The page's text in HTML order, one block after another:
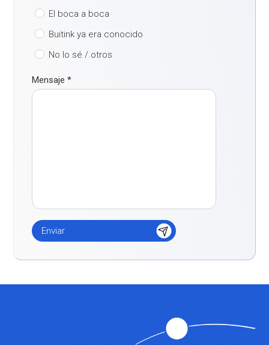
El boca a boca
Buitink ya era conocido
No lo sé / otros
Mensaje*